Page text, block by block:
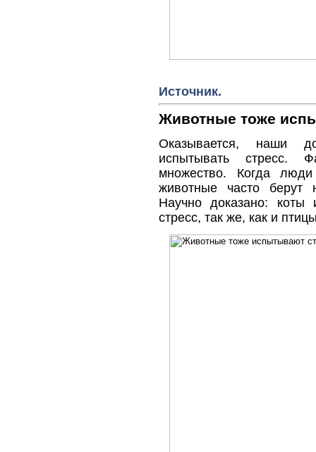
Источник.
Животные тоже
Оказывается, наши
испытывать стресс.
множество. Когда
животные часто берут
Научно доказано:
стресс, так же, как и